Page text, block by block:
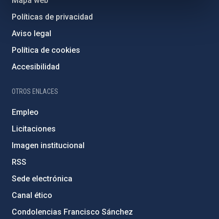
Políticas de privacidad
Aviso legal
Política de cookies
Accesibilidad
OTROS ENLACES
Empleo
Licitaciones
Imagen institucional
RSS
Sede electrónica
Canal ético
Condolencias Francisco Sánchez